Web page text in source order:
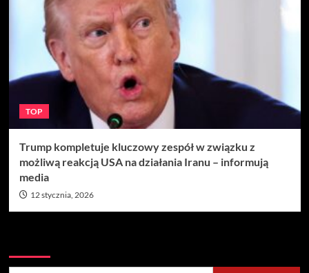
TOP
Trump kompletuje kluczowy zespół w związku z
możliwą reakcją USA na działania Iranu – informują
media
12 stycznia, 2026